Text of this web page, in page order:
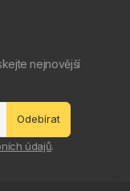
nejnovější
Odebírat
údajů.